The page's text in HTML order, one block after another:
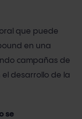
que puede
en una
campañas de
desarrollo de la
se